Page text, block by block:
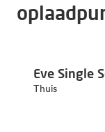
Eve Single
Thuis